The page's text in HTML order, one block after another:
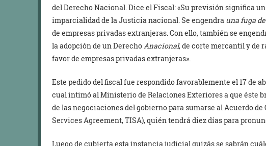
del Derecho Nacional. Dice el Fiscal: «Su previsión significa
imparcialidad de la Justicia nacional. Se engendra una fuga
de empresas privadas extranjeras. Con ello, también se
la adopción de un Derecho Anacional, de corte mercantil y de
favor de empresas privadas extranjeras».
Este pedido del fiscal fue respondido favorablemente el 17 de
cual intimó al Ministerio de Relaciones Exteriores a que éste
de las negociaciones del gobierno para sumarse al Acuerdo
Services Agreement, TISA), quién tendrá diez días para
Luego de cubierta esta instancia judicial quizás se sabrán